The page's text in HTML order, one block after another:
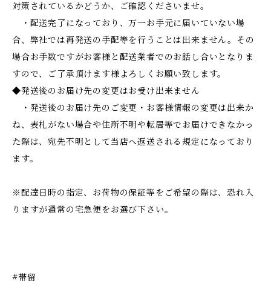
対策されているかどうか、ご確認くださいませ。
・配送完了になっており、万一お手元に届いていない場
合、弊社では再発送の手配等を行うことは出来ません。その
場合お手数ですがお客様と配送業者でのお話し合いとなりま
すので、ご了承頂けます様よろしくお願い致します。
◆発送後のお届け先の変更はお受け出来ません
・発送後のお届け先のご変更・お客様情報の変更は出来か
ね、表札がない場合や住所不明や転居等でお届けできなかっ
た際は、宛先不明として当店へ返送される規定になっており
ます。
※配達日時の指定、お荷物の保証等をご希望の際は、恐れ入
りますが通常の宅急便をお選び下さい。
#帯留